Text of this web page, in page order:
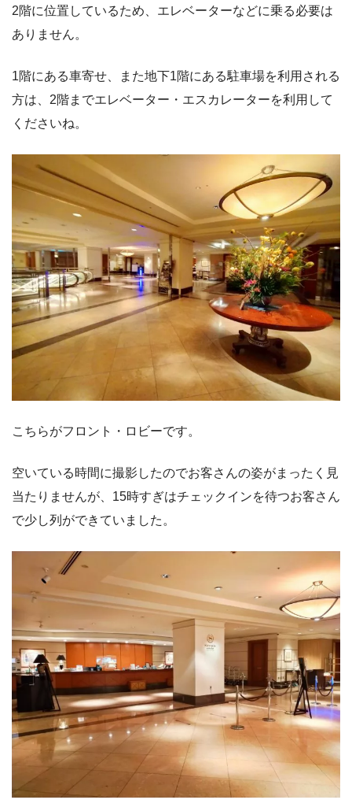
2階に位置しているため、エレベーターなどに乗る必要は
ありません。
1階にある車寄せ、また地下1階にある駐車場を利用される
方は、2階までエレベーター・エスカレーターを利用して
くださいね。
こちらがフロント・ロビーです。
空いている時間に撮影したのでお客さんの姿がまったく見
当たりませんが、15時すぎはチェックインを待つお客さん
で少し列ができていました。